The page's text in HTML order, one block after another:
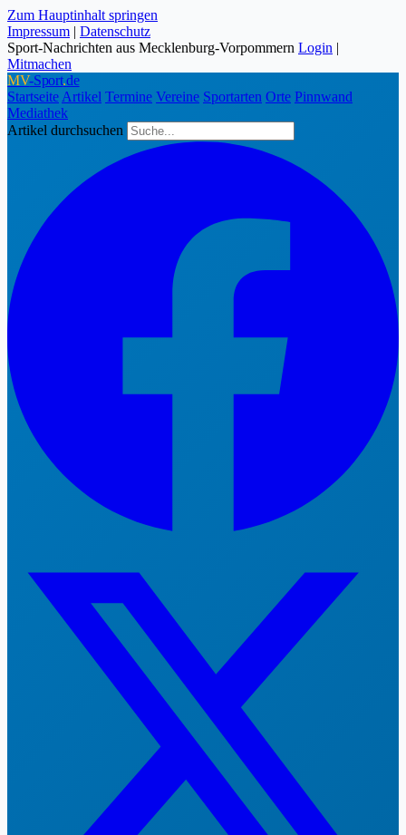
Zum Hauptinhalt springen
Impressum | Datenschutz
Sport-Nachrichten aus Mecklenburg-Vorpommern Login |
Mitmachen
MV-Sport.de
Startseite Artikel Termine Vereine Sportarten Orte Pinnwand
Mediathek
Artikel durchsuchen